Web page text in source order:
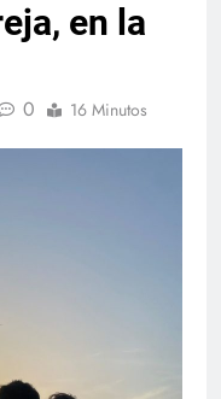
en la
0 16 Minutos